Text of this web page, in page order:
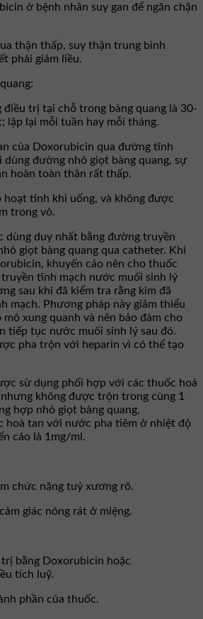
ở bệnh nhân suy gan để ngăn chặn
thận thấp, suy thận trung bình
phải giảm liều.
điều trị tại chỗ trong bàng quang là 30-
lập lại mỗi tuần hay mỗi tháng.
của Doxorubicin qua đường tĩnh
dùng đường nhỏ giọt bàng quang, sự
hoàn toàn thân rất thấp.
tính khi uống, và không được
trong vỏ.
dùng duy nhất bằng đường truyền
giọt bàng quang qua catheter. Khi
khuyến cáo nên cho thuốc
tĩnh mạch nước muối sinh lý
sau khi đã kiểm tra rằng kim đã
mạch. Phương pháp này giảm thiểu
xung quanh và nên bảo đảm cho
tiếp tục nước muối sinh lý sau đó.
pha trộn với heparin vì có thể tạo
sử dụng phối hợp với các thuốc hoá
không được trộn trong cùng 1
hợp nhỏ giọt bàng quang,
hoà tan với nước pha tiêm ở nhiệt độ
cáo là 1mg/ml.
chức năng tuỷ xương rõ.
giác nóng rát ở miệng.
bằng Doxorubicin hoặc
tích luỹ.
phần của thuốc.